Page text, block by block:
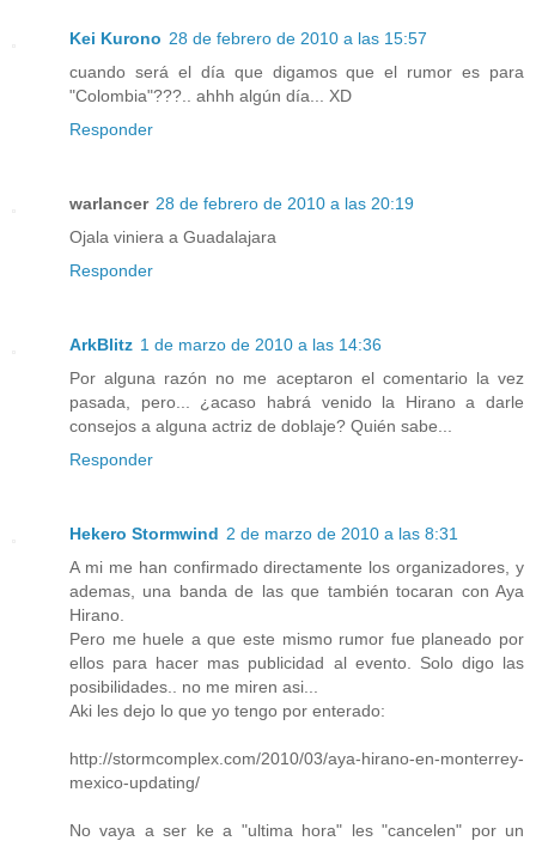
Kei Kurono 28 de febrero de 2010 a las 15:57
cuando será el día que digamos que el rumor es para
"Colombia"???.. ahhh algún día... XD
Responder
warlancer 28 de febrero de 2010 a las 20:19
Ojala viniera a Guadalajara
Responder
ArkBlitz 1 de marzo de 2010 a las 14:36
Por alguna razón no me aceptaron el comentario la vez
pasada, pero... ¿acaso habrá venido la Hirano a darle
consejos a alguna actriz de doblaje? Quién sabe...
Responder
Hekero Stormwind 2 de marzo de 2010 a las 8:31
A mi me han confirmado directamente los organizadores, y
ademas, una banda de las que también tocaran con Aya
Hirano.
Pero me huele a que este mismo rumor fue planeado por
ellos para hacer mas publicidad al evento. Solo digo las
posibilidades.. no me miren asi...
Aki les dejo lo que yo tengo por enterado:
http://stormcomplex.com/2010/03/aya-hirano-en-monterrey-
mexico-updating/
No vaya a ser ke a "ultima hora" les "cancelen" por un